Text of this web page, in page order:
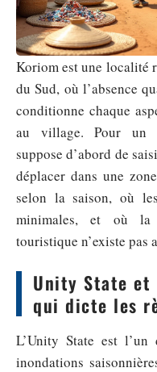
Koriom est une localité
du Sud, où l’absence
conditionne chaque
au village. Pour un
suppose d’abord de
déplacer dans une
selon la saison, où
minimales, et où la
touristique n’existe pas
Unity State
qui dicte les
L’Unity State est
inondations